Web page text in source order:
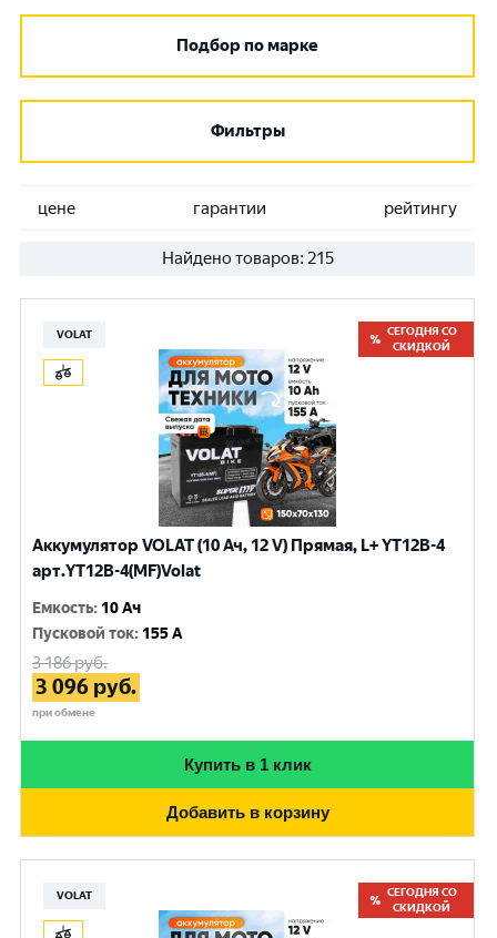
Подбор по марке
Фильтры
цене гарантии рейтингу
Найдено товаров: 215
VOLAT
СЕГОДНЯ СО
СКИДКОЙ
Аккумулятор VOLAT (10 Ач, 12 V) Прямая, L+ YT12B-4
арт.YT12B-4(MF)Volat
Емкость: 10 Ач
Пусковой ток: 155 A
3 186руб.
3 096 руб.
при обмене
Купить в 1 клик
Добавить в корзину
VOLAT
СЕГОДНЯ СО
СКИДКОЙ